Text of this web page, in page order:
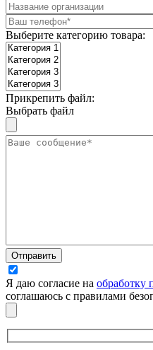
Выберите категорию товара:
Прикрепить файл:
Выбрать файл
Я даю согласие на обработку
соглашаюсь с правилами